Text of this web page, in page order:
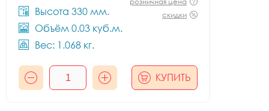
Высота 330 мм.
Объём 0.03 куб.м.
Вес: 1.068 кг.
скидки
КУПИТЬ